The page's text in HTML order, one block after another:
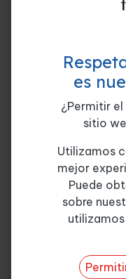
2. Modelo
0. Prólogo
1. Sistema de
1.2 Instalables.
1.4 Shopify.
1.5 A medida.
1.6 Módulos.
2. Plataforma de
2.4 Transferencia
Quiero más
es
¿Permitir
sitio
Utilizamos
mejor
Puede
sobre